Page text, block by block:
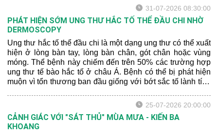
31-07-2026 08:30:00
PHÁT HIỆN SỚM UNG THƯ HẮC TỐ THỂ ĐẦU CHI NHỜ
DERMOSCOPY
Ung thư hắc tố thể đầu chi là một dạng ung thư có thể xuất
hiện ở lòng bàn tay, lòng bàn chân, gót chân hoặc vùng
móng. Thể bệnh này chiếm đến trên 50% các trường hợp
ung thư tế bào hắc tố ở châu Á. Bệnh có thể bị phát hiện
muộn vì tổn thương ban đầu giống với bớt sắc tố lành tính
25-07-2026 20:00:00
CẢNH GIÁC VỚI "SÁT THỦ" MÙA MƯA - KIẾN BA
KHOANG